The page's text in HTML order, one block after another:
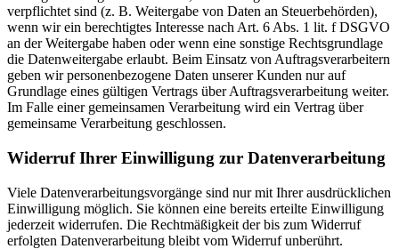
verpflichtet sind (z. B. Weitergabe von Daten an Steuerbehörden),
wenn wir ein berechtigtes Interesse nach Art. 6 Abs. 1 lit. f DSGVO
an der Weitergabe haben oder wenn eine sonstige Rechtsgrundlage
die Datenweitergabe erlaubt. Beim Einsatz von Auftragsverarbeitern
geben wir personenbezogene Daten unserer Kunden nur auf
Grundlage eines gültigen Vertrags über Auftragsverarbeitung weiter.
Im Falle einer gemeinsamen Verarbeitung wird ein Vertrag über
gemeinsame Verarbeitung geschlossen.
Widerruf Ihrer Einwilligung zur Datenverarbeitung
Viele Datenverarbeitungsvorgänge sind nur mit Ihrer ausdrücklichen
Einwilligung möglich. Sie können eine bereits erteilte Einwilligung
jederzeit widerrufen. Die Rechtmäßigkeit der bis zum Widerruf
erfolgten Datenverarbeitung bleibt vom Widerruf unberührt.